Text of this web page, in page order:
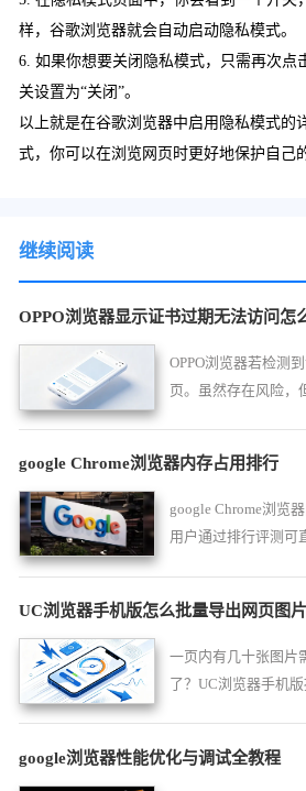
样，谷歌浏览器就会自动启动隐私模式。
6. 如果你想要关闭隐私模式，只需再次点
关设置为“关闭”。
以上就是在谷歌浏览器中启用隐私模式的
式，你可以在浏览网页时更好地保护自己
继续阅读
OPPO浏览器显示证书过期无法访问怎
OPPO浏览器若检测
页。虽然存在风险，
google Chrome浏览器内存占用排行
google Chrome浏览
用户通过排行评测可
UC浏览器手机版怎么批量导出网页图片
一页内有几十张图片
了？UC浏览器手机
google浏览器性能优化与调试全教程